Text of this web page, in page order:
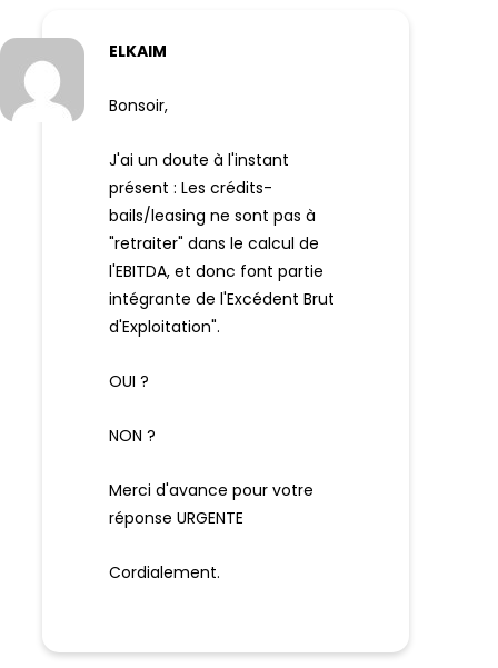
ELKAIM
Bonsoir,
J'ai un doute à l'instant
présent : Les crédits-
bails/leasing ne sont pas à
"retraiter" dans le calcul de
l'EBITDA, et donc font partie
intégrante de l'Excédent Brut
d'Exploitation".
OUI ?
NON ?
Merci d'avance pour votre
réponse URGENTE
Cordialement.